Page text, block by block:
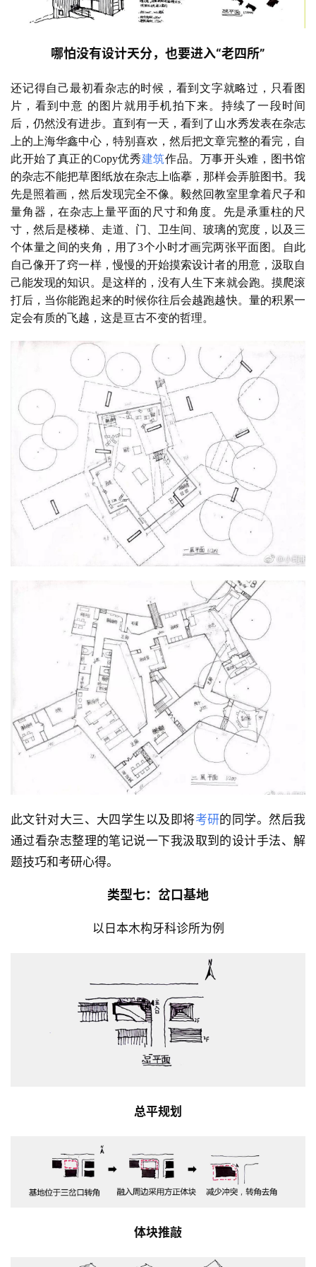
哪怕没有设计天分，也要进入“老四所”
还记得自己最初看杂志的时候，看到文字就略过，只看图
片，看到中意 的图片就用手机拍下来。持续了一段时间
后，仍然没有进步。直到有一天，看到了山水秀发表在杂志
上的上海华鑫中心，特别喜欢，然后把文章完整的看完，自
此开始了真正的Copy优秀建筑作品。万事开头难，图书馆
的杂志不能把草图纸放在杂志上临摹，那样会弄脏图书。我
先是照着画，然后发现完全不像。毅然回教室里拿着尺子和
量角器，在杂志上量平面的尺寸和角度。先是承重柱的尺
寸，然后是楼梯、走道、门、卫生间、玻璃的宽度，以及三
个体量之间的夹角，用了3个小时才画完两张平面图。自此
自己像开了窍一样，慢慢的开始摸索设计者的用意，汲取自
己能发现的知识。是这样的，没有人生下来就会跑。摸爬滚
打后，当你能跑起来的时候你往后会越跑越快。量的积累一
定会有质的飞越，这是亘古不变的哲理。
此文针对大三、大四学生以及即将考研的同学。然后我
通过看杂志整理的笔记说一下我汲取到的设计手法、解
题技巧和考研心得。
类型七：岔口基地
以日本木构牙科诊所为例
总平规划
体块推敲